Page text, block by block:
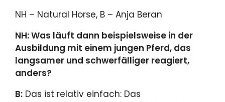
NH – Natural Horse, B – Anja Beran
NH: Was läuft dann beispielsweise in der
Ausbildung mit einem jungen Pferd, das
langsamer und schwerfälliger reagiert,
anders?
B: Das ist relativ einfach: Das